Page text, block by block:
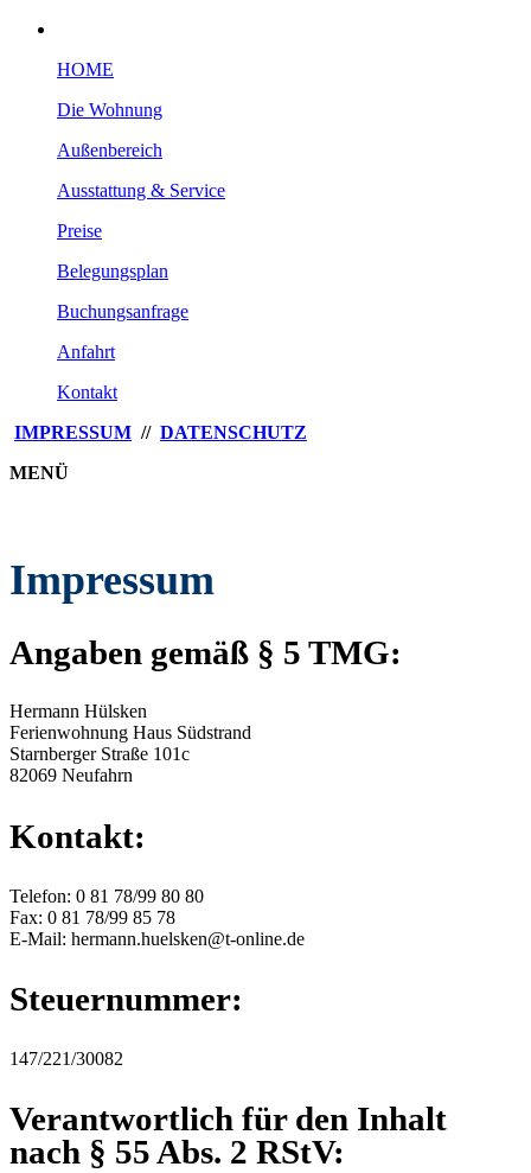
HOME
Die Wohnung
Außenbereich
Ausstattung & Service
Preise
Belegungsplan
Buchungsanfrage
Anfahrt
Kontakt
IMPRESSUM // DATENSCHUTZ
MENÜ
Impressum
Angaben gemäß § 5 TMG:
Hermann Hülsken
Ferienwohnung Haus Südstrand
Starnberger Straße 101c
82069 Neufahrn
Kontakt:
Telefon: 0 81 78/99 80 80
Fax: 0 81 78/99 85 78
E-Mail: hermann.huelsken@t-online.de
Steuernummer:
147/221/30082
Verantwortlich für den Inhalt
nach § 55 Abs. 2 RStV: